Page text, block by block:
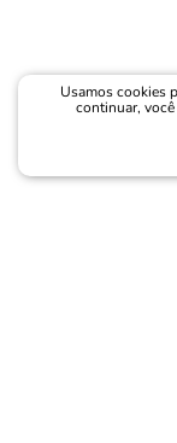
Usamos cookies
continuar,